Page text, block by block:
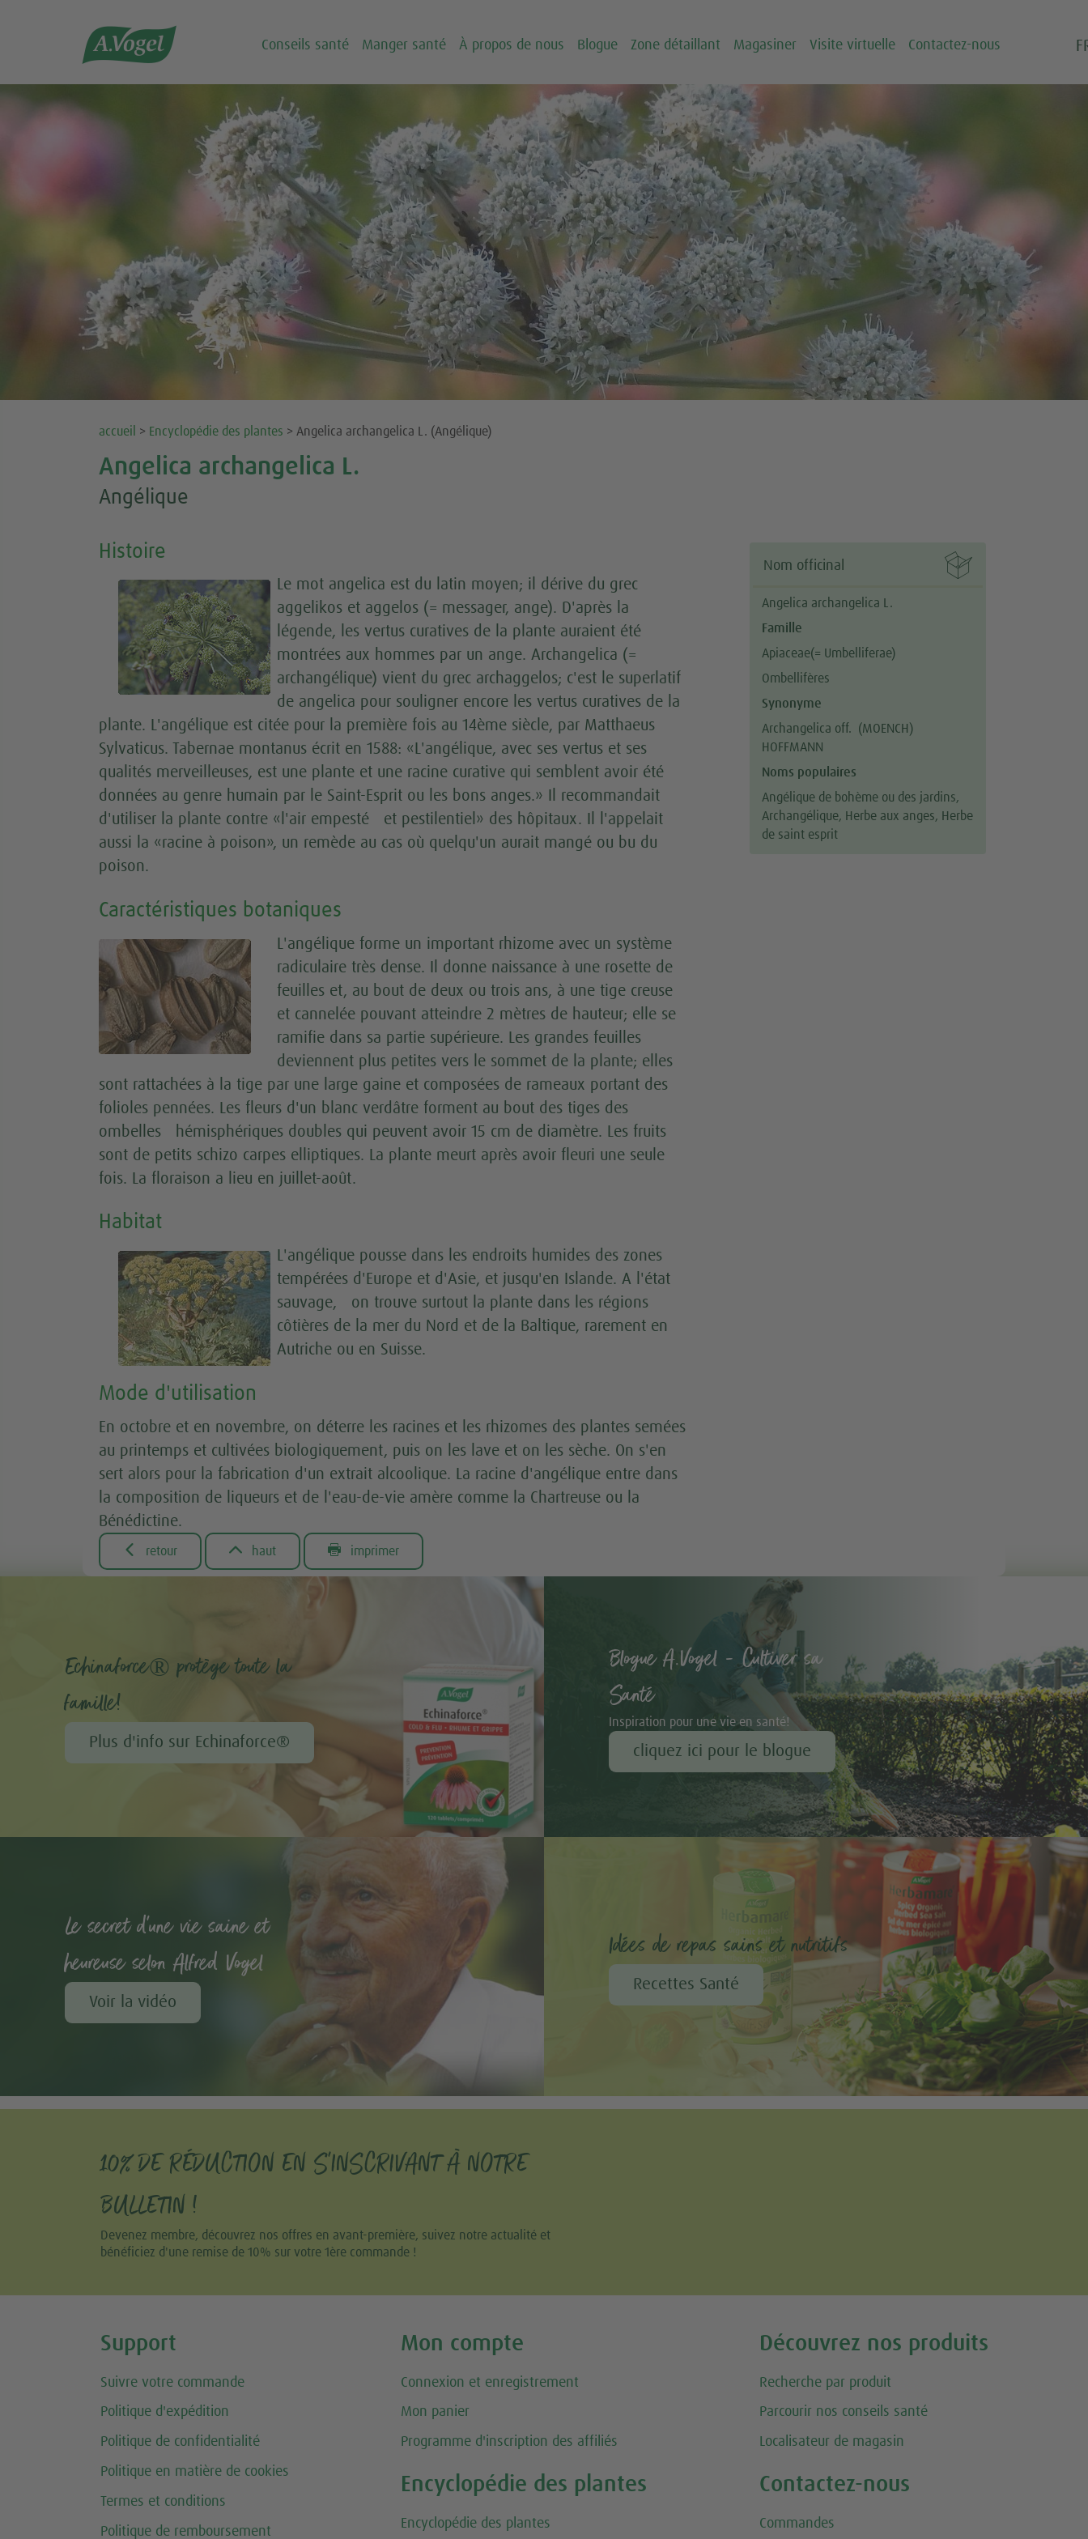
 Conseils santé Manger santé À propos de nous Blogue Zone détaillant Magasiner Visite virtuelle Contactez-nous
accueil > Encyclopédie des plantes > Angelica archangelica L. (Angélique)
Angelica archangelica L.
Angélique
Histoire
Le mot angelica est du latin moyen; il dérive du grec
aggelikos et aggelos (= messager, ange). D'après la
légende, les vertus curatives de la plante auraient été
montrées aux hommes par un ange. Archangelica (=
archangélique) vient du grec archaggelos; c'est le superlatif
de angelica pour souligner encore les vertus curatives de la
plante. L'angélique est citée pour la première fois au 14ème siècle, par Matthaeus
Sylvaticus. Tabernae montanus écrit en 1588: «L'angélique, avec ses vertus et ses
qualités merveilleuses, est une plante et une racine curative qui semblent avoir été
données au genre humain par le Saint-Esprit ou les bons anges.» Il recommandait
d'utiliser la plante contre «l'air empesté et pestilentiel» des hôpitaux. Il l'appelait
aussi la «racine à poison», un remède au cas où quelqu'un aurait mangé ou bu du
poison.
Caractéristiques botaniques
L'angélique forme un important rhizome avec un système
radiculaire très dense. Il donne naissance à une rosette de
feuilles et, au bout de deux ou trois ans, à une tige creuse
et cannelée pouvant atteindre 2 mètres de hauteur; elle se
ramifie dans sa partie supérieure. Les grandes feuilles
deviennent plus petites vers le sommet de la plante; elles
sont rattachées à la tige par une large gaine et composées de rameaux portant des
folioles pennées. Les fleurs d'un blanc verdâtre forment au bout des tiges des
ombelles hémisphériques doubles qui peuvent avoir 15 cm de diamètre. Les fruits
sont de petits schizo carpes elliptiques. La plante meurt après avoir fleuri une seule
fois. La floraison a lieu en juillet-août.
Habitat
L'angélique pousse dans les endroits humides des zones
tempérées d'Europe et d'Asie, et jusqu'en Islande. A l'état
sauvage, on trouve surtout la plante dans les régions
côtières de la mer du Nord et de la Baltique, rarement en
Autriche ou en Suisse.
Mode d'utilisation
En octobre et en novembre, on déterre les racines et les rhizomes des plantes semées
au printemps et cultivées biologiquement, puis on les lave et on les sèche. On s'en
sert alors pour la fabrication d'un extrait alcoolique. La racine d'angélique entre dans
la composition de liqueurs et de l'eau-de-vie amère comme la Chartreuse ou la
Bénédictine.
 retour  haut  imprimer
Nom officinal 
Angelica archangelica L.
Famille
Apiaceae(= Umbelliferae)
Ombellifères
Synonyme
Archangelica off. (MOENCH)
HOFFMANN
Noms populaires
Angélique de bohème ou des jardins,
Archangélique, Herbe aux anges, Herbe
de saint esprit
Echinaforce® protège toute la
famille!
Plus d'info sur Echinaforce®
Blogue A.Vogel - Cultiver sa
Santé
Inspiration pour une vie en santé!
cliquez ici pour le blogue
Le secret d'une vie saine et
heureuse selon Alfred Vogel
Voir la vidéo
Idées de repas sains et nutritifs
Recettes Santé
10% DE RÉDUCTION EN S'INSCRIVANT À NOTRE
BULLETIN !
Devenez membre, découvrez nos offres en avant-première, suivez notre actualité et
bénéficiez d'une remise de 10% sur votre 1ère commande !
Support
Suivre votre commande
Politique d'expédition
Politique de confidentialité
Politique en matière de cookies
Termes et conditions
Politique de remboursement
Mon compte
Connexion et enregistrement
Mon panier
Programme d'inscription des affiliés
Encyclopédie des plantes
Encyclopédie des plantes
Découvrez nos produits
Recherche par produit
Parcourir nos conseils santé
Localisateur de magasin
Contactez-nous
Commandes